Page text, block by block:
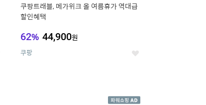
쿠팡트래블, 메가위크 올 여름휴가 역대급
할인혜택
62% 44,900원
쿠팡 좋